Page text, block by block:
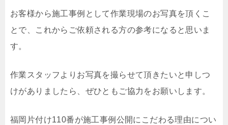
お客様から施工事例として作業現場のお写真を頂くこ
とで、これからご依頼される方の参考になると思いま
す。
作業スタッフよりお写真を撮らせて頂きたいと申しつ
けがありましたら、ぜひともご協力をお願いします。
福岡片付け110番が施工事例公開にこだわる理由につい